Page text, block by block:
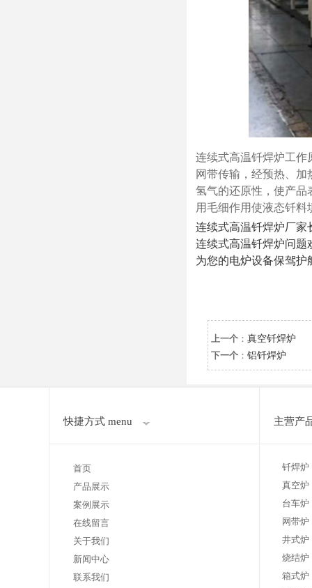
连续式高温钎焊炉工作
网带传输，经预热、
氢气的还原性，使产品
用毛细作用使液态钎
连续式高温钎焊炉厂家
连续式高温钎焊炉问题
为您的电炉设备保驾护
上一个： 真空钎焊炉
下一个： 铝钎焊炉
快捷方式 menu 主营产
首页
产品展示
案例展示
在线留言
关于我们
新闻中心
联系我们
钎焊炉
真空炉
台车炉
网带炉
井式炉
烧结炉
箱式炉